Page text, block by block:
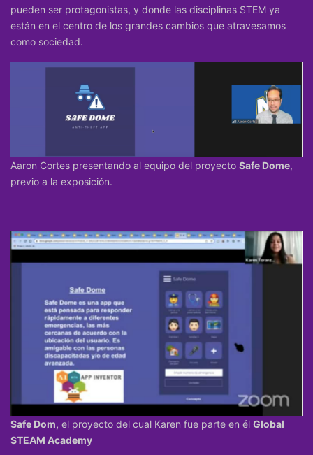
pueden ser protagonistas, y donde las disciplinas STEM ya
están en el centro de los grandes cambios que atravesamos
como sociedad.
Aaron Cortes presentando al equipo del proyecto Safe Dome,
previo a la exposición.
Safe Dom, el proyecto del cual Karen fue parte en él Global
STEAM Academy